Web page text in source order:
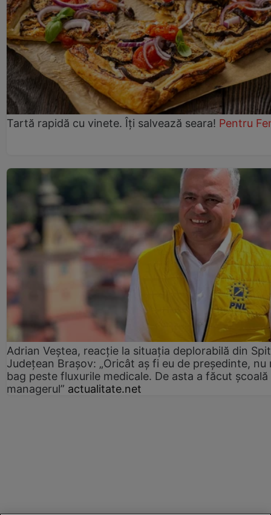
Tartă rapidă cu vinete. Îți salvează seara! Pentru
Adrian Veștea, reacție la situația deplorabilă din
Județean Brașov: „Oricât aș fi eu de președinte, nu
bag peste fluxurile medicale. De asta a făcut școală
managerul” actualitate.net